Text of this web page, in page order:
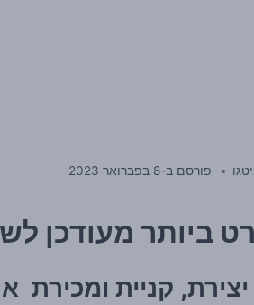
פורסם ב-8 בפברואר 2023
קניית ומכירת